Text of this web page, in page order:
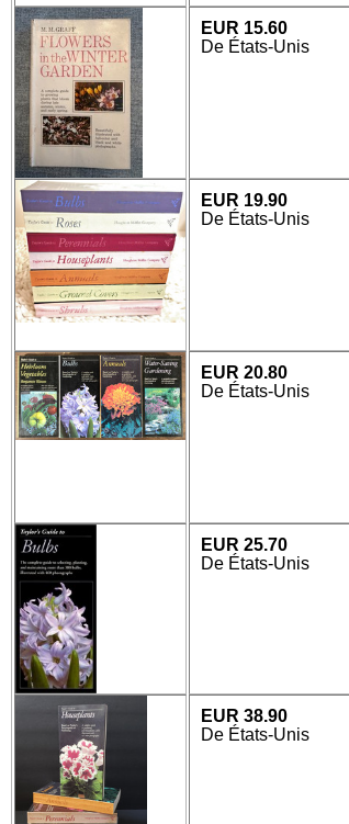
EUR 15.60
De États-Unis
EUR 19.90
De États-Unis
EUR 20.80
De États-Unis
EUR 25.70
De États-Unis
EUR 38.90
De États-Unis